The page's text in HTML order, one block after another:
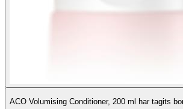
ACO Volumising Conditioner, 200 ml har tagits